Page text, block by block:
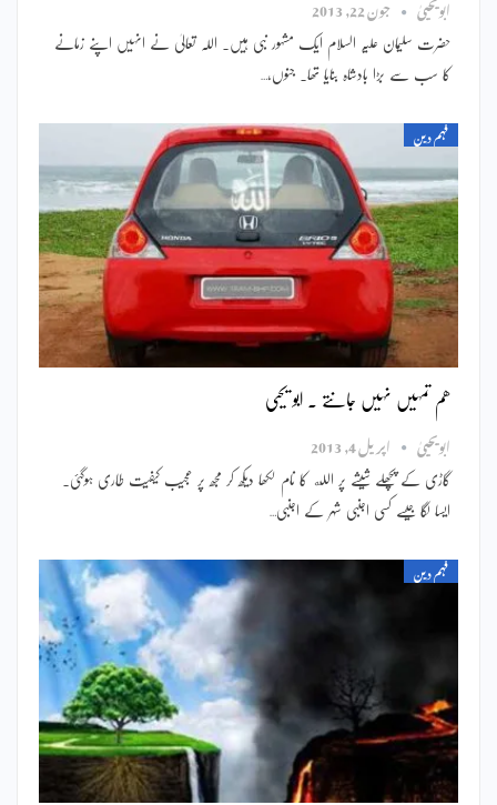
ابویحییٰ جون 22, 2013
حضرت سلیمان علیہ السلام ایک مشہور نبی ہیں۔ اللہ تعالیٰ نے انہیں اپنے زمانے
کا سب سے بڑا بادشاہ بنایا تھا۔ جنوں،…
فہم دین
ھم تمہیں نہیں جانتے ۔ ابو یحیی
ابویحییٰ اپریل 4, 2013
گاڑی کے پچھلے شیشے پر الله کا نام لکھا دیکھ کر مجھ پر عجیب کیفیت طاری ہوگئی۔
ایسا لگا جیسے کسی اجنبی شہر کے اجنبی…
فہم دین